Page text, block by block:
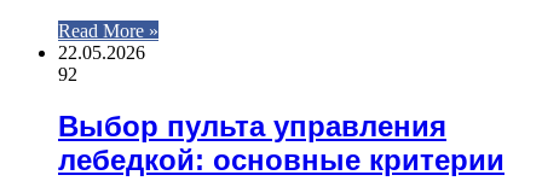
Read More »
22.05.2026
92
Выбор пульта управления
лебедкой: основные критерии